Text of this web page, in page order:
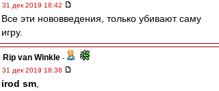
31 дек 2019 18:42
Все эти нововведения, только убивают саму
игру.
Rip van Winkle -
31 дек 2019 18:38
irod sm